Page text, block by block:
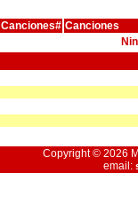
Canciones# Canciones
Copyright © 2026
email: